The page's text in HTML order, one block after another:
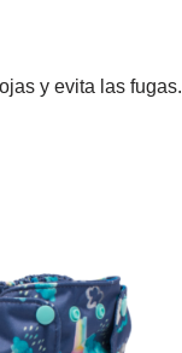
y evita las fugas.